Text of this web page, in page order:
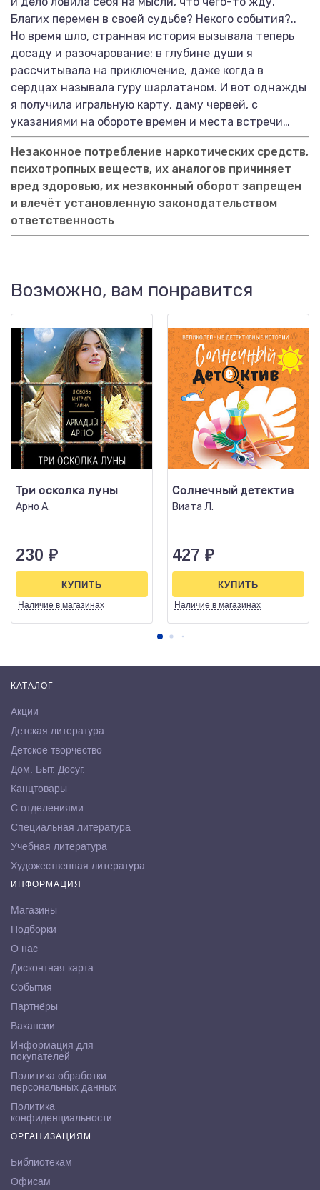
Благих перемен в своей судьбе? Некого события?..
Но время шло, странная история вызывала теперь
досаду и разочарование: в глубине души я
рассчитывала на приключение, даже когда в
сердцах называла гуру шарлатаном. И вот однажды
я получила игральную карту, даму червей, с
указаниями на обороте времен и места встречи…
Незаконное потребление наркотических средств,
психотропных веществ, их аналогов причиняет
вред здоровью, их незаконный оборот запрещен
и влечёт установленную законодательством
ответственность
Возможно, вам понравится
Три осколка луны
Арно А.
230 ₽
Наличие в магазинах
КУПИТЬ
Солнечный детектив
Виата Л.
427 ₽
Наличие в магазинах
КУПИТЬ
КАТАЛОГ
Акции
Детская литература
Детское творчество
Дом. Быт. Досуг.
Канцтовары
С отделениями
Специальная литература
Учебная литература
Художественная литература
ИНФОРМАЦИЯ
Магазины
Подборки
О нас
Дисконтная карта
События
Партнёры
Вакансии
Информация для
покупателей
Политика обработки
персональных данных
Политика
конфиденциальности
ОРГАНИЗАЦИЯМ
Библиотекам
Офисам